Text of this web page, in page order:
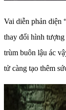
Vai diễn phản diện
thay đổi hình tượng
trùm buôn lậu ác
tử càng tạo thêm